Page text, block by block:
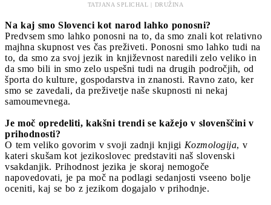
TATJANA SPLICHAL | DRUŽINA
Na kaj smo Slovenci kot narod lahko ponosni?
Predvsem smo lahko ponosni na to, da smo znali kot relativno
majhna skupnost ves čas preživeti. Ponosni smo lahko tudi na
to, da smo za svoj jezik in književnost naredili zelo veliko in
da smo bili in smo zelo uspešni tudi na drugih področjih, od
športa do kulture, gospodarstva in znanosti. Ravno zato, ker
smo se zavedali, da preživetje naše skupnosti ni nekaj
samoumevnega.
Je moč opredeliti, kakšni trendi se kažejo v slovenščini v
prihodnosti?
O tem veliko govorim v svoji zadnji knjigi Kozmologija, v
kateri skušam kot jezikoslovec predstaviti naš slovenski
vsakdanjik. Prihodnost jezika je skoraj nemogoče
napovedovati, je pa moč na podlagi sedanjosti vseeno bolje
oceniti, kaj se bo z jezikom dogajalo v prihodnje.